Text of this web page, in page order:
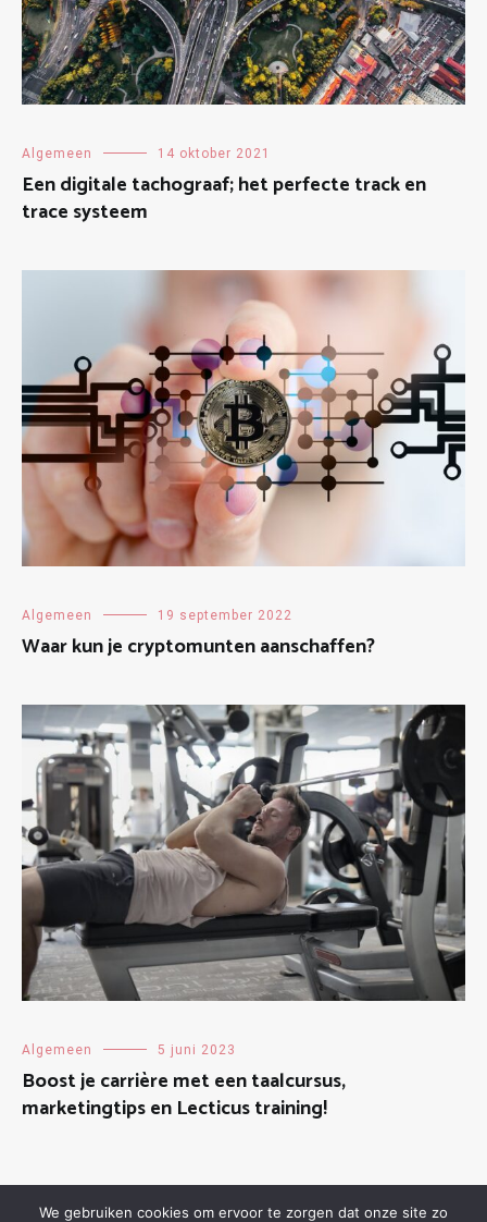
Algemeen 14 oktober 2021
Een digitale tachograaf; het perfecte track en
trace systeem
Algemeen 19 september 2022
Waar kun je cryptomunten aanschaffen?
Algemeen 5 juni 2023
Boost je carrière met een taalcursus,
marketingtips en Lecticus training!
We gebruiken cookies om ervoor te zorgen dat onze site zo